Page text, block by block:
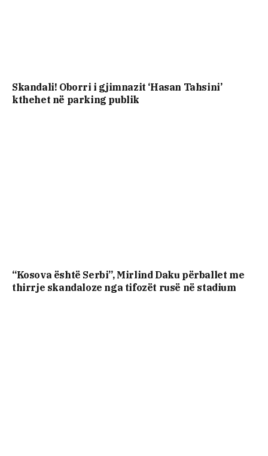
Skandali! Oborri i gjimnazit ‘Hasan Tahsini’
kthehet në parking publik
“Kosova është Serbi”, Mirlind Daku përballet me
thirrje skandaloze nga tifozët rusë në stadium